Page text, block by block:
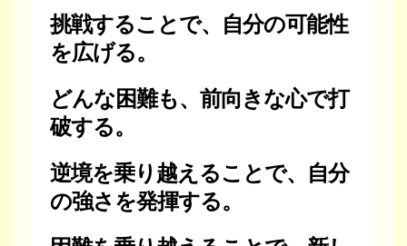
挑戦することで、自分の可能性
を広げる。
どんな困難も、前向きな心で打
破する。
逆境を乗り越えることで、自分
の強さを発揮する。